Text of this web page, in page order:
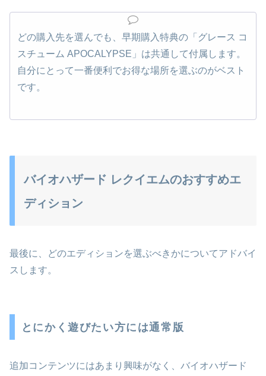
どの購入先を選んでも、早期購入特典の「グレース コ
スチューム APOCALYPSE」は共通して付属します。
自分にとって一番便利でお得な場所を選ぶのがベスト
です。
バイオハザード レクイエムのおすすめエ
ディション
最後に、どのエディションを選ぶべきかについてアドバイ
スします。
とにかく遊びたい方には通常版
追加コンテンツにはあまり興味がなく、バイオハザード